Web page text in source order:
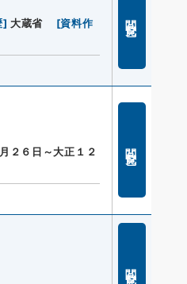
] 大蔵省 [資料作
２６日～大正１２